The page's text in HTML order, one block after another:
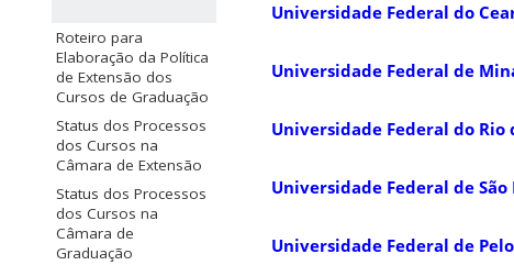
Roteiro para
Elaboração da Política
de Extensão dos
Cursos de Graduação
Status dos Processos
dos Cursos na
Câmara de Extensão
Status dos Processos
dos Cursos na
Câmara de
Graduação
Universidade Federal do
Universidade Federal de
Universidade Federal do Rio
Universidade Federal de São
Universidade Federal de